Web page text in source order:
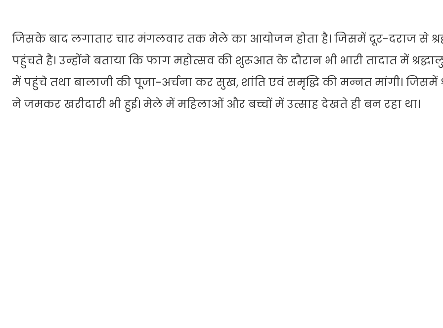
जिसके बाद लगातार चार मंगलवार तक मेले का आयोजन होता है। जिसमें दूर-दराज से
पहुंचते है। उन्होंने बताया कि फाग महोत्सव की शुरूआत के दौरान भी भारी तादात में
में पहुंचे तथा बालाजी की पूजा-अर्चना कर सुख, शांति एवं समृद्धि की मन्नत मांगी। जिसमें
ने जमकर खरीदारी भी हुई। मेले में महिलाओं और बच्चों में उत्साह देखते ही बन रहा था।